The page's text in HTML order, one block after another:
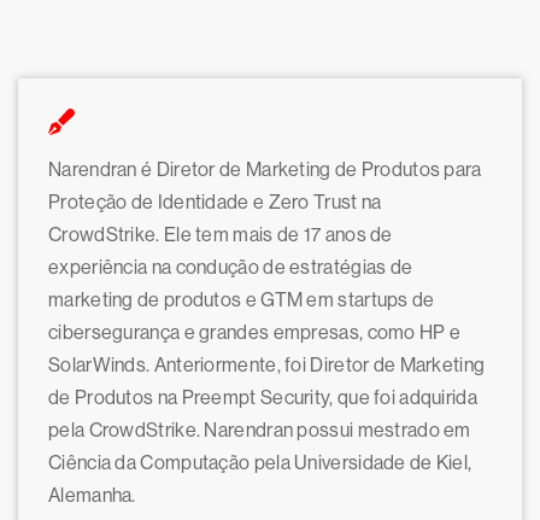
Narendran é Diretor de Marketing de Produtos para
Proteção de Identidade e Zero Trust na
CrowdStrike. Ele tem mais de 17 anos de
experiência na condução de estratégias de
marketing de produtos e GTM em startups de
cibersegurança e grandes empresas, como HP e
SolarWinds. Anteriormente, foi Diretor de Marketing
de Produtos na Preempt Security, que foi adquirida
pela CrowdStrike. Narendran possui mestrado em
Ciência da Computação pela Universidade de Kiel,
Alemanha.